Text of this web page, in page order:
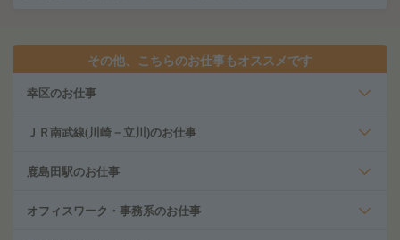
その他、こちらのお仕事もオススメです
幸区のお仕事
ＪＲ南武線(川崎－立川)のお仕事
鹿島田駅のお仕事
オフィスワーク・事務系のお仕事